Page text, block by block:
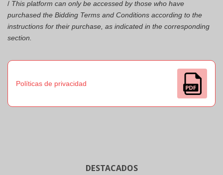
/ This platform can only be accessed by those who have
purchased the Bidding Terms and Conditions according to the
instructions for their purchase, as indicated in the corresponding
section.
Políticas de privacidad
DESTACADOS